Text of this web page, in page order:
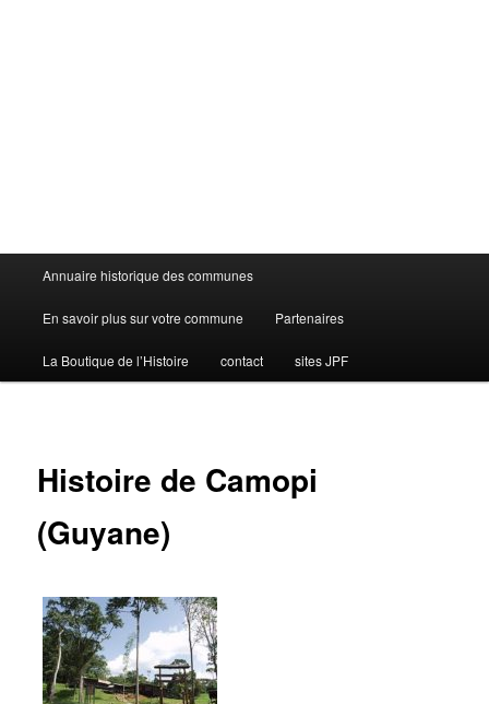
Menu
principal
Annuaire historique des communes
En savoir plus sur votre commune Partenaires
La Boutique de l’Histoire contact sites JPF
Histoire de Camopi
(Guyane)